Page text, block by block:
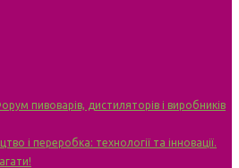
пивоварів, дистиляторів і виробників
і переробка: технології та інновації.